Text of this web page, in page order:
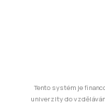
Tento systém je
univerzity do